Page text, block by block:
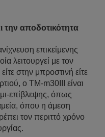
την αποδοτικότητα
επικείμενης
λειτουργεί με τον
στην μπροστινή είτε
ο TM-m30III είναι
επίβλεψης, όπως
όπου η άμεση
τον περιττό χρόνο